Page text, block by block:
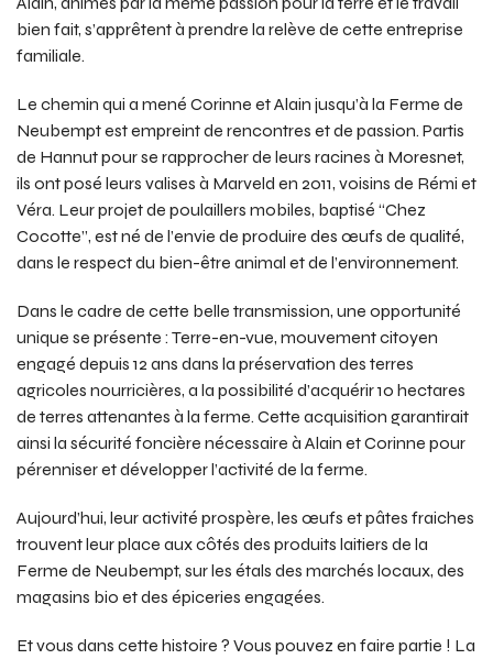
bien fait, s’apprêtent à prendre la relève de cette entreprise
familiale.
Le chemin qui a mené Corinne et Alain jusqu’à la Ferme de
Neubempt est empreint de rencontres et de passion. Partis
de Hannut pour se rapprocher de leurs racines à Moresnet,
ils ont posé leurs valises à Marveld en 2011, voisins de Rémi et
Véra. Leur projet de poulaillers mobiles, baptisé “Chez
Cocotte”, est né de l’envie de produire des œufs de qualité,
dans le respect du bien-être animal et de l’environnement.
Dans le cadre de cette belle transmission, une opportunité
unique se présente : Terre-en-vue, mouvement citoyen
engagé depuis 12 ans dans la préservation des terres
agricoles nourricières, a la possibilité d’acquérir 10 hectares
de terres attenantes à la ferme. Cette acquisition garantirait
ainsi la sécurité foncière nécessaire à Alain et Corinne pour
pérenniser et développer l’activité de la ferme.
Aujourd’hui, leur activité prospère, les œufs et pâtes fraiches
trouvent leur place aux côtés des produits laitiers de la
Ferme de Neubempt, sur les étals des marchés locaux, des
magasins bio et des épiceries engagées.
Et vous dans cette histoire ? Vous pouvez en faire partie ! La